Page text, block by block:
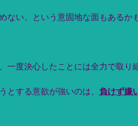
ない、という意固地な面もあるか
一度決心したことには全力で取り
とする意欲が強いのは、 負けず嫌